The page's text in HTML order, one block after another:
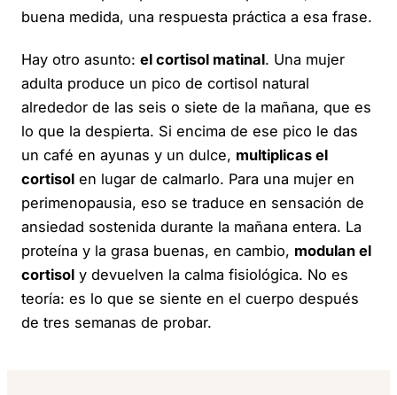
buena medida, una respuesta práctica a esa frase.
Hay otro asunto: el cortisol matinal. Una mujer
adulta produce un pico de cortisol natural
alrededor de las seis o siete de la mañana, que es
lo que la despierta. Si encima de ese pico le das
un café en ayunas y un dulce, multiplicas el
cortisol en lugar de calmarlo. Para una mujer en
perimenopausia, eso se traduce en sensación de
ansiedad sostenida durante la mañana entera. La
proteína y la grasa buenas, en cambio, modulan el
cortisol y devuelven la calma fisiológica. No es
teoría: es lo que se siente en el cuerpo después
de tres semanas de probar.